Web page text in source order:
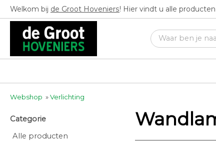
Welkom bij de Groot Hoveniers! Hier vindt u alle
Webshop »Verlichting
Categorie
Alle producten